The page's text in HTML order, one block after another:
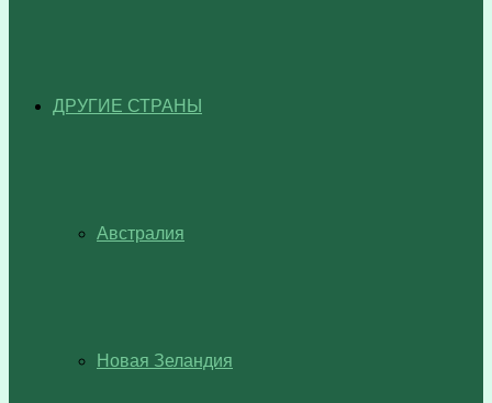
ДРУГИЕ СТРАНЫ
Австралия
Новая Зеландия